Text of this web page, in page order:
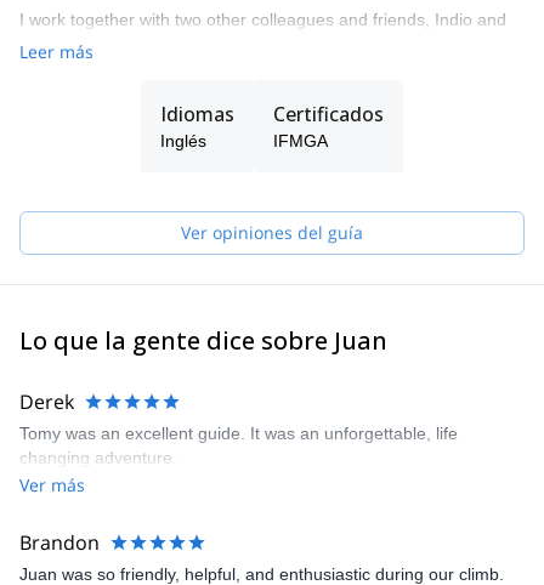
I work together with two other colleagues and friends, Indio and
Tomás, who are also IFMGA. So if I’m not available to guide you,
The three of us live in El Chalten, where we practice our
profession and develop our passion for climbing and skiing. And
we want to share it by opening the doors to all those who want to
We are also committed to mountain training. Therefore, we can
give you the basic tools to move in the mountain safely and
smoothly. That's why we offer courses for all levels depending on
the terrain you want to train. We give lessons of rock climbing, ice
Leer más
Idiomas
Inglés
Certificados
IFMGA
Ver opiniones del guía
Lo que la gente dice sobre Juan
Derek
Tomy was an excellent guide. It was an unforgettable, life
changing adventure.
Ver más
Brandon
Juan was so friendly, helpful, and enthusiastic during our climb.